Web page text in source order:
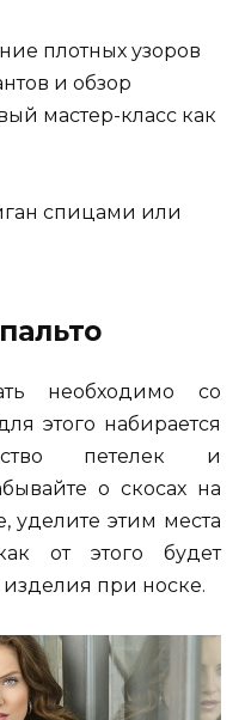
плотных узоров
и обзор
мастер-класс как
необходимо со
этого набирается
петелек и
о скосах на
уделите этим места
от этого будет
изделия при носке.